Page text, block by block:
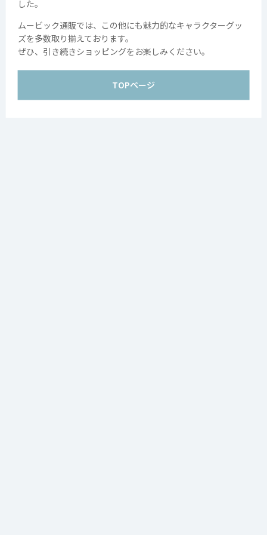
した。
ムービック通販では、この他にも魅力的なキャラクターグッ
ズを多数取り揃えております。
ぜひ、引き続きショッピングをお楽しみください。
TOPページ